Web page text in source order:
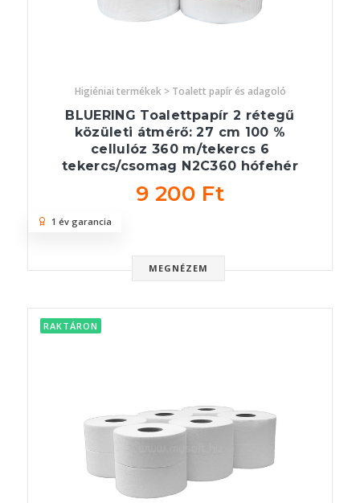
Higiéniai termékek > Toalett papír és adagoló
BLUERING Toalettpapír 2 rétegű
közületi átmérő: 27 cm 100 %
cellulóz 360 m/tekercs 6
tekercs/csomag N2C360 hófehér
9 200 Ft
MEGNÉZEM
1 év garancia
RAKTÁRON